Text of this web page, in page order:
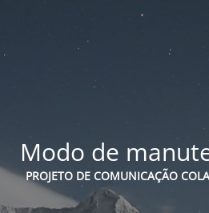
Modo de
PROJETO DE COMUNICAÇÃO